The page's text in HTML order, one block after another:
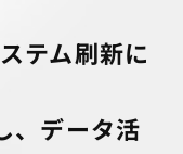
テム刷新に
、データ活